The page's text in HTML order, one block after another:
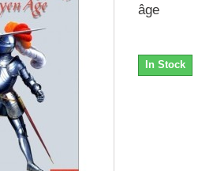
âge
In Stock